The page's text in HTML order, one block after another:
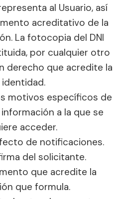
al Usuario, así
acreditativo de la
La fotocopia del DNI
por cualquier otro
derecho que acredite la
identidad.
motivos específicos de
a la que se
acceder.
de notificaciones.
del solicitante.
que acredite la
que formula.